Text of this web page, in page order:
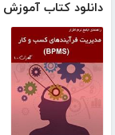
دانلود کتاب آموزش BPMS با نرم افزار Bizagi